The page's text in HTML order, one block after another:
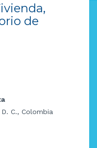
de
C., Colombia